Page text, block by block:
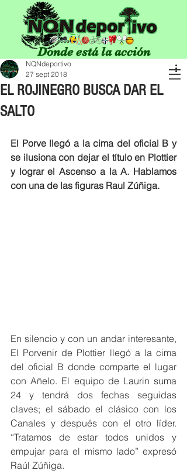
Donde está la acción
EL ROJINEGRO BUSCA DAR EL
SALTO
NQNdeportivo
27 sept 2018
El Porve llegó a la cima del oficial B y
se ilusiona con dejar el título en Plottier
y lograr el Ascenso a la A. Hablamos
con una de las figuras Raul Zúñiga.
En silencio y con un andar interesante,
El Porvenir de Plottier llegó a la cima
del oficial B donde comparte el lugar
con Añelo. El equipo de Laurin suma
24 y tendrá dos fechas seguidas
claves; el sábado el clásico con los
Canales y después con el otro líder.
“Tratamos de estar todos unidos y
empujar para el mismo lado” expresó
Raúl Zúñiga.